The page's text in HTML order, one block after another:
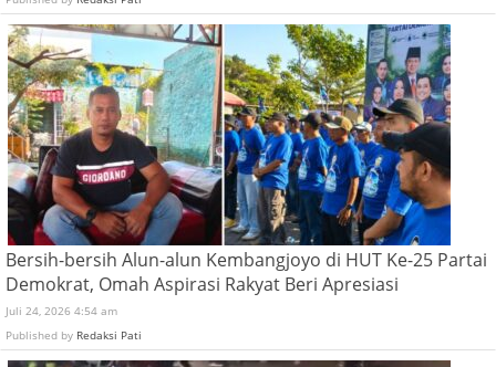
Bersih-bersih Alun-alun Kembangjoyo di HUT Ke-25 Partai
Demokrat, Omah Aspirasi Rakyat Beri Apresiasi
Juli 24, 2026 4:54 am
Published by Redaksi Pati